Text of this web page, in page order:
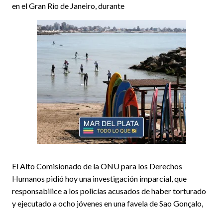
en el Gran Rio de Janeiro, durante
El Alto Comisionado de la ONU para los Derechos
Humanos pidió hoy una investigación imparcial, que
responsabilice a los policías acusados de haber torturado
y ejecutado a ocho jóvenes en una favela de Sao Gonçalo,